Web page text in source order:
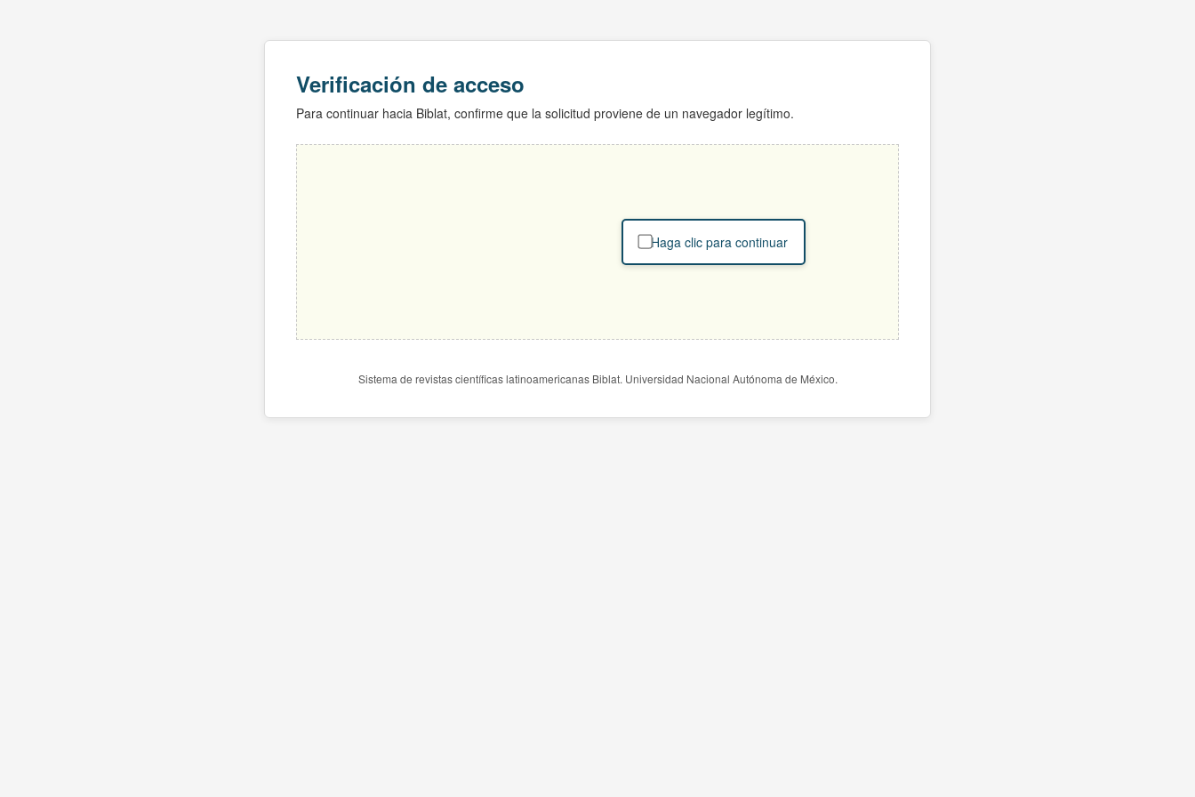
Verificación de acceso
Para continuar hacia Biblat, confirme que la solicitud proviene de un navegador legítimo.
Haga clic para continuar
Sistema de revistas científicas latinoamericanas Biblat. Universidad Nacional Autónoma de México.